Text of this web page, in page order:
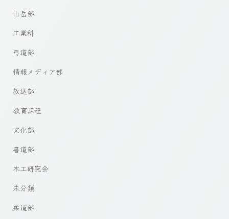
山岳部
工業科
弓道部
情報メディア部
放送部
教育課程
文化部
書道部
木工研究会
未分類
柔道部